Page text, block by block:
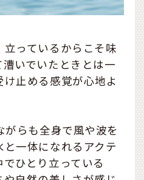
っているからこそ味
いでいたときとは一
止める感覚が心地よ
らも全身で風や波を
一体になれるアクテ
ひとり立っている